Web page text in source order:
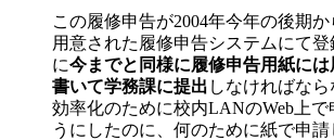
この履修申告が2004年今年の後期か
用意された履修申告システムにて
に今までと同様に履修申告用紙に
書いて学務課に提出 しなければな
効率化のために校内LANのWeb上で
うにしたのに、何のために紙で申